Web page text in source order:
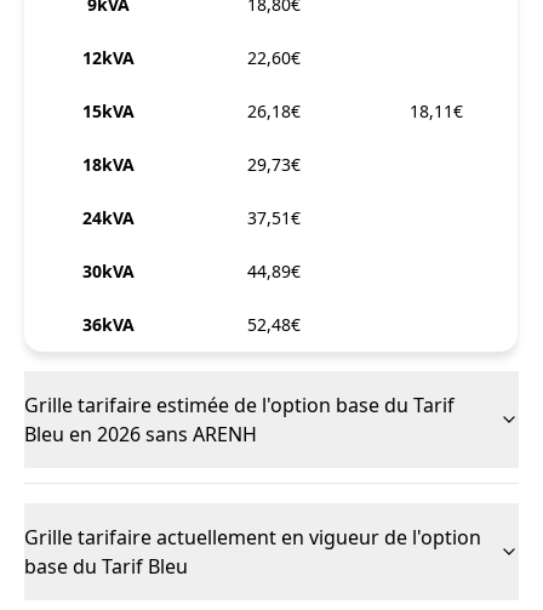
18,11€
12kVA 22,60€
15kVA 26,18€
18kVA 29,73€
24kVA 37,51€
30kVA 44,89€
36kVA 52,48€
Grille tarifaire estimée de l'option base du Tarif
Bleu en 2026 sans ARENH
Grille tarifaire actuellement en vigueur de l'option
base du Tarif Bleu